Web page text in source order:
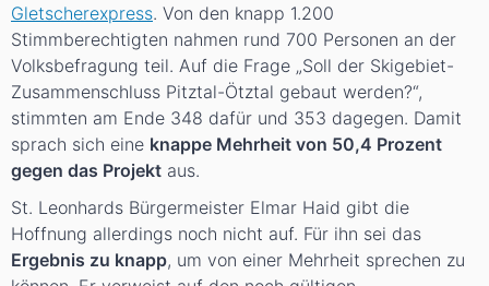
Gletscherexpress. Von den knapp 1.200
Stimmberechtigten nahmen rund 700 Personen an der
Volksbefragung teil. Auf die Frage „Soll der Skigebiet-
Zusammenschluss Pitztal-Ötztal gebaut werden?“,
stimmten am Ende 348 dafür und 353 dagegen. Damit
sprach sich eine knappe Mehrheit von 50,4 Prozent
gegen das Projekt aus.
St. Leonhards Bürgermeister Elmar Haid gibt die
Hoffnung allerdings noch nicht auf. Für ihn sei das
Ergebnis zu knapp, um von einer Mehrheit sprechen zu